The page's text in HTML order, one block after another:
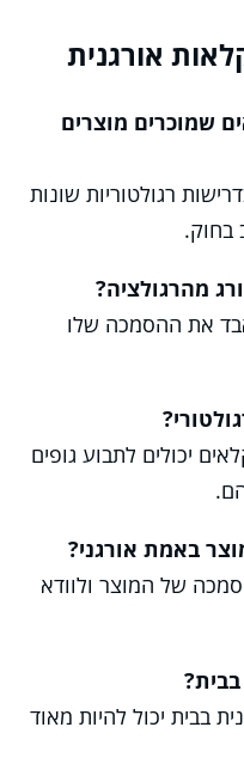
אורגנית
שמוכרים מוצרים
רגולטוריות שונות
בחוק.
מהרגולציה?
את ההסמכה שלו
יכולים לתבוע גופים
באמת אורגני?
של המוצר ולוודא
בבית יכול להיות מאוד